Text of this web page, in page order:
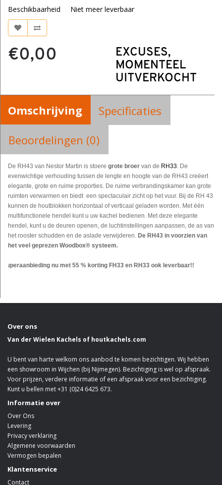
Beschikbaarheid
Niet meer leverbaar
€0,00
EXCUSES,
MOMENTEEL
UITVERKOCHT
Omschrijving
Specificaties
Beoordelingen (0)
De RH43 van Nestor Martin is stoere grote broer van de RH33. De
evenwichtige verhouding tussen de lengte en hoogte van de RH43 creëert
elegante, grote en ruime proporties. De ruime verbrandingskamer kan grote
ruimten verwarmen en biedt een spectaculair zicht op het vuur. Bij de RH 43
kunnen de houtblokken horizontaal of verticaal geladen worden. Met één
multifunctionele hendel kunt u uw kachel bedienen. Met deze elegante
hendel, kunt u de deuren openen, de luchtinstellingen aanpassen, de as van
het rooster schudden en de aslade verwijderen. De RH43 in voorzien van
het veel geprezen Woodbox® systeem.
nu met 55 % korting FH33 en RH33 ook leverbaar!!
Over ons
Van der Wielen Kachels of houtkachels.com
U bent van harte welkom ons aanbod te komen bezichtigen. Wij hebben
een showroom in Wijchen (bij Nijmegen). Bezichtiging is wel op afspraak.
Voor prijzen, verdere informatie of een afspraak voor een bezichtiging.
Kunt u bellen met +31 (0)24 6425 673.
Informatie over
Over Ons
Levering
Privacy verklaring
Algemene voorwaarden
Vermogen bepalen
Klantenservice
Contact